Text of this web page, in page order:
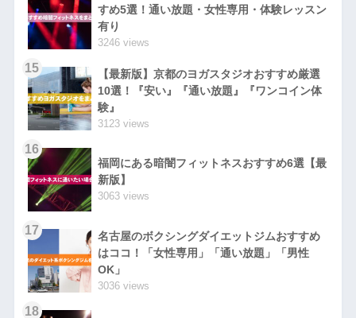
すめ5選！通い放題・女性専用・体験レッスン
有り
3246 views
15
【最新版】京都のヨガスタジオおすすめ厳選
10選！『安い』『通い放題』『ワンコイン体
験』
3123 views
16
福岡にある暗闇フィットネスおすすめ6選【最
新版】
3063 views
17
名古屋のボクシングダイエットジムおすすめ
はココ！「女性専用」「通い放題」「男性
OK」
3036 views
18